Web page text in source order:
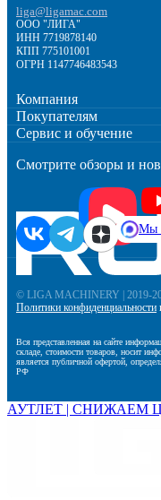
liga@ligamac.com
ООО "ЛИГА"
ИНН 7719878140
КПП 775101001
ОГРН 1147746483543
Компания
Покупателям
Сервис и обучение
Смотрите обзоры и
Мы
© LIGA MACHINERY | 2019-
Политики конфиденциальности
Вся представленная на сайте
складе, стоимости товаров, носит
является публичной офертой,
РФ
АУТЛЕТ | СНИЖАЕМ